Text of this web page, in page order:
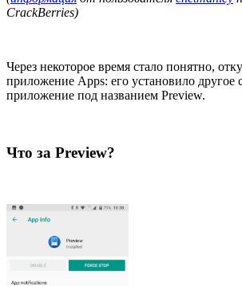
CrackBerries)
Через некоторое время стало понятно,
приложение Apps: его установило другое
приложение под названием Preview.
Что за Preview?